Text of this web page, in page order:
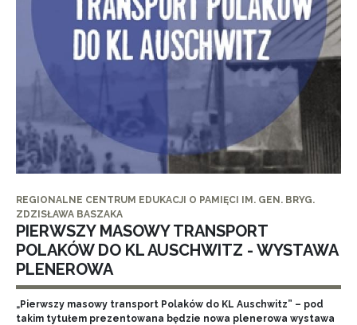
REGIONALNE CENTRUM EDUKACJI O PAMIĘCI IM. GEN. BRYG.
ZDZISŁAWA BASZAKA
PIERWSZY MASOWY TRANSPORT
POLAKÓW DO KL AUSCHWITZ - WYSTAWA
PLENEROWA
„Pierwszy masowy transport Polaków do KL Auschwitz” – pod
takim tytułem prezentowana będzie nowa plenerowa wystawa